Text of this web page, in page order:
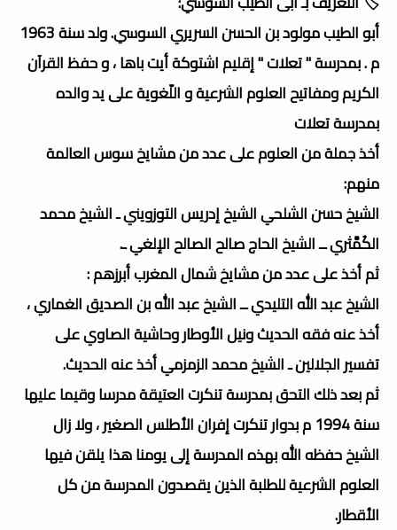
أبو الطيب مولود بن الحسن السريري السوسي. ولد سنة 1963
م . بمدرسة " تعلات " إقليم اشتوكة أيت باها ، و حفظ القرآن
الكريم ومفاتيح العلوم الشرعية و اللّغوية على يد والده
بمدرسة تعلات
أخذ جملة من العلوم على عدد من مشايخ سوس العالمة
منهم:
الشيخ حسن الشلحي الشيخ إدريس التوزويني ـ الشيخ محمد
الكُمَّثري ــ الشيخ الحاج صالح الصالح الإلغي ـ.
ثم أخذ على عدد من مشايخ شمال المغرب أبرزهم :
الشيخ عبد الله التليدي ــ الشيخ عبد الله بن الصديق الغماري ،
أخذ عنه فقه الحديث ونيل الأوطار وحاشية الصاوي على
تفسير الجلالين ـ الشيخ محمد الزمزمي أخذ عنه الحديث.
ثم بعد ذلك التحق بمدرسة تنكرت العتيقة مدرسا وقيما عليها
سنة 1994 م بدوار تنكرت إفران الأطلس الصغير ، ولا زال
الشيخ حفظه الله بهذه المدرسة إلى يومنا هذا يلقن فيها
العلوم الشرعية للطلبة الذين يقصدون المدرسة من كل
الأقطار.